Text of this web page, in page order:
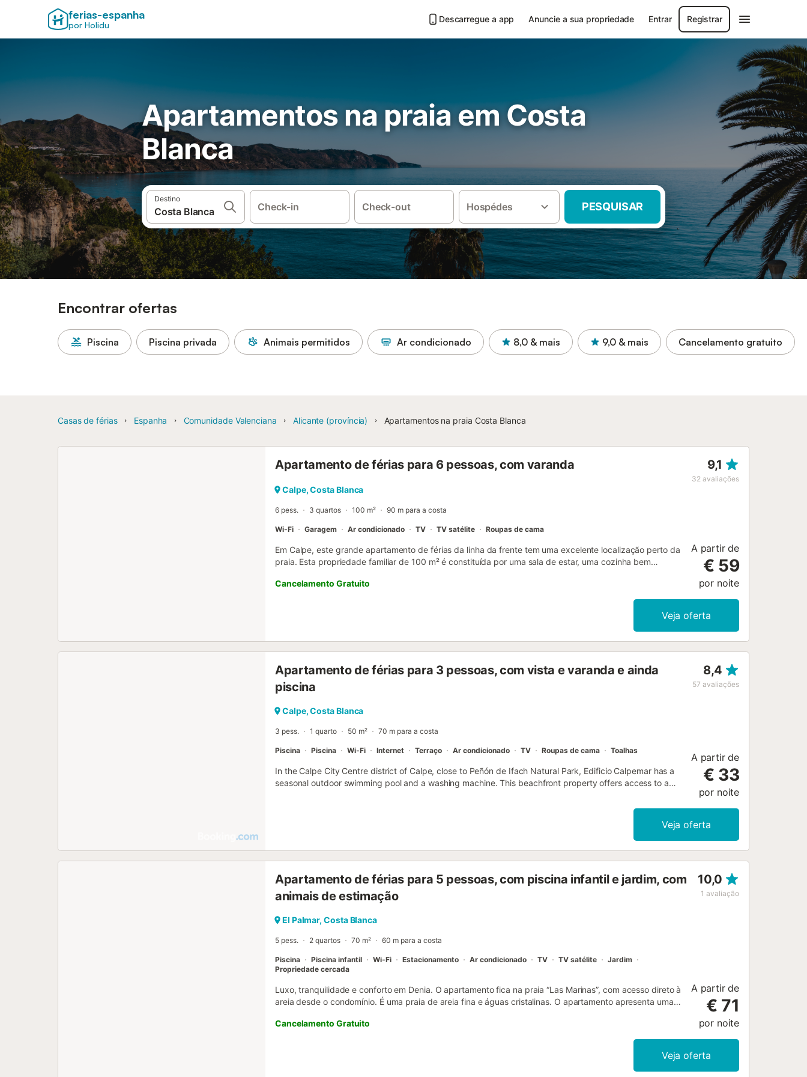
ferias-espanha
por Holidu
Descarregue a app Anuncie a sua propriedade Entrar Registrar
Apartamentos na praia em Costa
Blanca
Destino
Check-in Check-out Hospédes PESQUISAR
Encontrar ofertas
Piscina Piscina privada Animais permitidos Ar condicionado 8,0 & mais 9,0 & mais Cancelamento gratuito
Casas de férias Espanha Comunidade Valenciana Alicante (província) Apartamentos na praia Costa Blanca
Apartamento de férias para 6 pessoas, com varanda 9,1
32 avaliações
Calpe, Costa Blanca
6 pess. 3 quartos 100 m² 90 m para a costa
Wi-Fi Garagem Ar condicionado TV TV satélite Roupas de cama
Em Calpe, este grande apartamento de férias da linha da frente tem uma excelente localização perto da
praia. Esta propriedade familiar de 100 m² é constituída por uma sala de estar, uma cozinha bem
pessoas (idealmente 4 adultos + 2 crianças). Outras comodidades incluem Wi-Fi de alta velocidade
(adequado para chamadas de vídeo), ar condicionado, televisão por satélite, bem como uma máquina
de lavar roupa. Um berço para bebé está disponível mediante pedido. A sua área exterior privada inclui
vistas fantásticas sobre o mar abaixo. Um lugar de estacionamento está disponível numa garagem. Não
bicicletas....
Cancelamento Gratuito
A partir de
€ 59
por noite
Veja oferta
Apartamento de férias para 3 pessoas, com vista e varanda e ainda
piscina
8,4
57 avaliações
Calpe, Costa Blanca
3 pess. 1 quarto 50 m² 70 m para a costa
Piscina Piscina Wi-Fi Internet Terraço Ar condicionado TV Roupas de cama Toalhas
In the Calpe City Centre district of Calpe, close to Peñón de Ifach Natural Park, Edificio Calpemar has a
seasonal outdoor swimming pool and a washing machine. This beachfront property offers access to a
A partir de
€ 33
por noite
Veja oferta
Apartamento de férias para 5 pessoas, com piscina infantil e jardim, com
animais de estimação
10,0
1 avaliação
El Palmar, Costa Blanca
5 pess. 2 quartos 70 m² 60 m para a costa
Piscina Piscina infantil Wi-Fi Estacionamento Ar condicionado TV TV satélite
Jardim
Propriedade cercada
Luxo, tranquilidade e conforto em Denia. O apartamento fica na praia “Las Marinas”, com acesso direto à
areia desde o condomínio. É uma praia de areia fina e águas cristalinas. O apartamento apresenta uma
segurança, estore elétrico na saída principal para o terraço e toldo elétrico. Os quartos possuem
roupeiros embutidos. A cozinha está totalmente equipada com placa vitrocerâmica digital, frigorífico No
varinha mágica, ferro e tábua de engomar e secador de cabelo. Tem ar condicionado quente/frio por
condutas, sistema HI-FI, TV LED na sala e no quarto principal, DVD e TV satélite (canais europeus Astra
Cancelamento Gratuito
A partir de
€ 71
por noite
Veja oferta